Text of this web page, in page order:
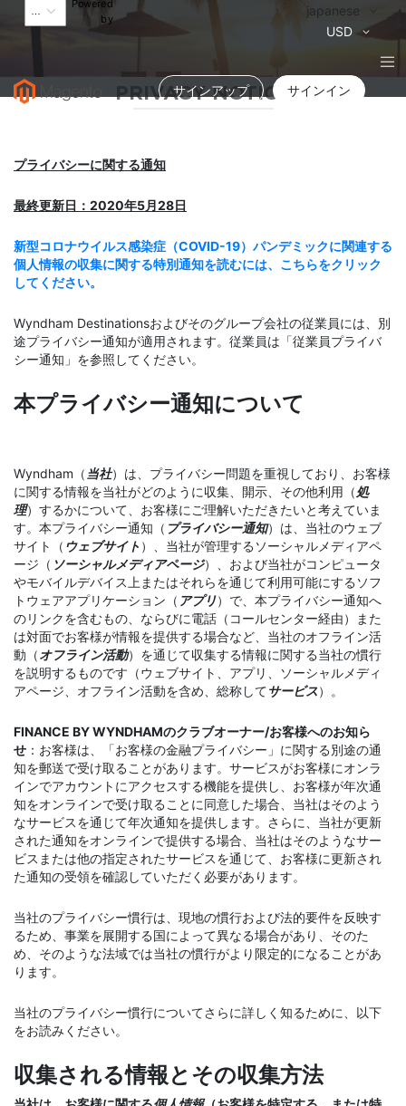
Powered
by
言
japanese
USD
サインアップ サインイン
PRIVACY NOTICE
プライバシーに関する通知
最終更新日：2020年5月28日
新型コロナウイルス感染症（COVID-19）パンデミックに関連する
個人情報の収集に関する特別通知を読むには、こちらをクリック
してください。
Wyndham Destinationsおよびそのグループ会社の従業員には、別
途プライバシー通知が適用されます。従業員は「従業員プライバ
シー通知」を参照してください。
本プライバシー通知について
Wyndham（ 当社）は、プライバシー問題を重視しており、お客様
に関する情報を当社がどのように収集、開示、その他利用（処
理）するかについて、お客様にご理解いただきたいと考えていま
す。本プライバシー通知（ プライバシー通知）は、当社のウェブ
サイト（ ウェブサイト ）、当社が管理するソーシャルメディアペ
ージ（ ソーシャルメディアページ）、および当社がコンピュータ
やモバイルデバイス上またはそれらを通じて利用可能にするソフ
トウェアアプリケーション（ アプリ）で、本プライバシー通知へ
のリンクを含むもの、ならびに電話（コールセンター経由）また
は対面でお客様が情報を提供する場合など、当社のオフライン活
動（オフライン活動）を通じて収集する情報に関する当社の慣行
を説明するものです（ウェブサイト、アプリ、ソーシャルメディ
アページ、オフライン活動を含め、総称してサービス）。
FINANCE BY WYNDHAMのクラブオーナー/お客様へのお知ら
せ ：お客様は、「お客様の金融プライバシー」に関する別途の通
知を郵送で受け取ることがあります。サービスがお客様にオンラ
インでアカウントにアクセスする機能を提供し、お客様が年次通
知をオンラインで受け取ることに同意した場合、当社はそのよう
なサービスを通じて年次通知を提供します。さらに、当社が更新
された通知をオンラインで提供する場合、当社はそのようなサー
ビスまたは他の指定されたサービスを通じて、お客様に更新され
た通知の受領を確認していただく必要があります。
当社のプライバシー慣行は、現地の慣行および法的要件を反映す
るため、事業を展開する国によって異なる場合があり、そのた
め、そのような法域では当社の慣行がより限定的になることがあ
ります。
当社のプライバシー慣行についてさらに詳しく知るために、以下
をお読みください。
収集される情報とその収集方法